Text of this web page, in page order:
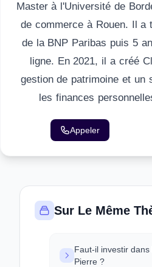
Master à l'Université de
de commerce à Rouen. Il a
de la BNP Paribas puis 5
ligne. En 2021, il a créé
gestion de patrimoine et un
les finances
Appeler
Sur Le Même
Faut-il investir dans
Pierre ?